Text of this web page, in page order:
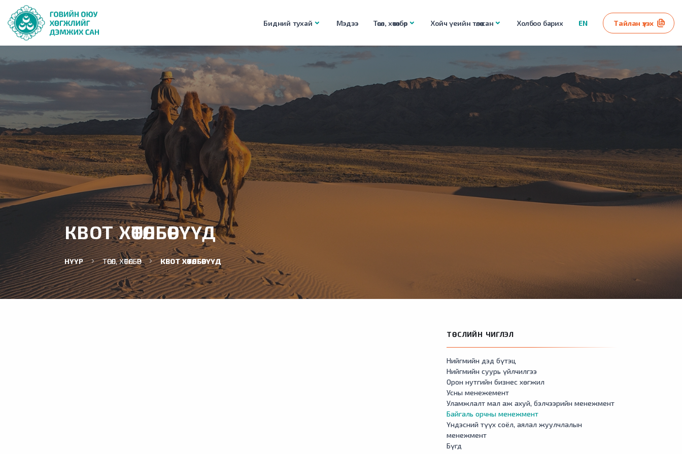
Бидний тухай Мэдээ Төсөл, хөтөлбөр Хойч үеийн төлөө сан Холбоо барих EN Тайлан үзэх
КВОТ ХӨТӨЛБӨРҮҮД
НҮҮР ТӨСӨЛ, ХӨТӨЛБӨР КВОТ ХӨТӨЛБӨРҮҮД
ТӨСЛИЙН ЧИГЛЭЛ
Нийгмийн дэд бүтэц
Нийгмийн суурь үйлчилгээ
Орон нутгийн бизнес хөгжил
Усны менежемент
Уламжлалт мал аж ахуй, бэлчээрийн менежмент
Байгаль орчны менежмент
Үндэсний түүх соёл, аялал жуулчлалын
менежмент
Бүгд